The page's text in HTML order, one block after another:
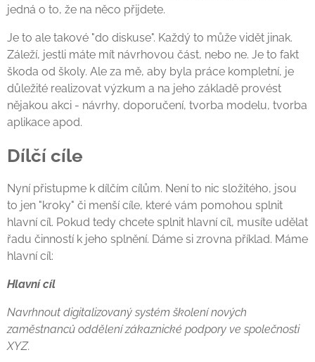
jedná o to, že na něco přijdete.
Je to ale takové "do diskuse". Každý to může vidět jinak.
Záleží, jestli máte mít návrhovou část, nebo ne. Je to fakt
škoda od školy. Ale za mě, aby byla práce kompletní, je
důležité realizovat výzkum a na jeho základě provést
nějakou akci - návrhy, doporučení, tvorba modelu, tvorba
aplikace apod.
Dílčí cíle
Nyní přistupme k dílčím cílům. Není to nic složitého, jsou
to jen "kroky" či menší cíle, které vám pomohou splnit
hlavní cíl. Pokud tedy chcete splnit hlavní cíl, musíte udělat
řadu činností k jeho splnění. Dáme si zrovna příklad. Máme
hlavní cíl:
Hlavní cíl
Navrhnout digitalizovaný systém školení nových
zaměstnanců oddělení zákaznické podpory ve společnosti
XYZ.